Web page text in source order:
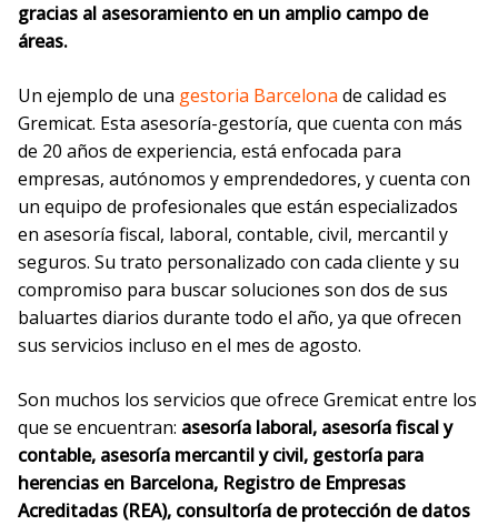
gracias al asesoramiento en un amplio campo de
áreas.
Un ejemplo de una gestoria Barcelona de calidad es
Gremicat. Esta asesoría-gestoría, que cuenta con más
de 20 años de experiencia, está enfocada para
empresas, autónomos y emprendedores, y cuenta con
un equipo de profesionales que están especializados
en asesoría fiscal, laboral, contable, civil, mercantil y
seguros. Su trato personalizado con cada cliente y su
compromiso para buscar soluciones son dos de sus
baluartes diarios durante todo el año, ya que ofrecen
sus servicios incluso en el mes de agosto.
Son muchos los servicios que ofrece Gremicat entre los
que se encuentran: asesoría laboral, asesoría fiscal y
contable, asesoría mercantil y civil, gestoría para
herencias en Barcelona, Registro de Empresas
Acreditadas (REA), consultoría de protección de datos